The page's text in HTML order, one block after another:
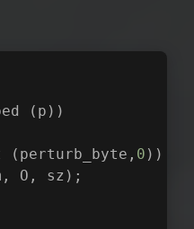
(p))
(perturb_byte, 0 ))
O, sz);